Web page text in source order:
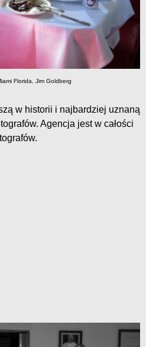
Florida, Jim Goldberg
w historii i najbardziej uznaną
Agencja jest w całości